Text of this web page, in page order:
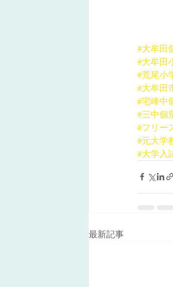
#大牟田
#大牟田
#荒尾小
#大牟田
#宅峰中
#三中個
#フリー
#元大学
#大学入
最新記事